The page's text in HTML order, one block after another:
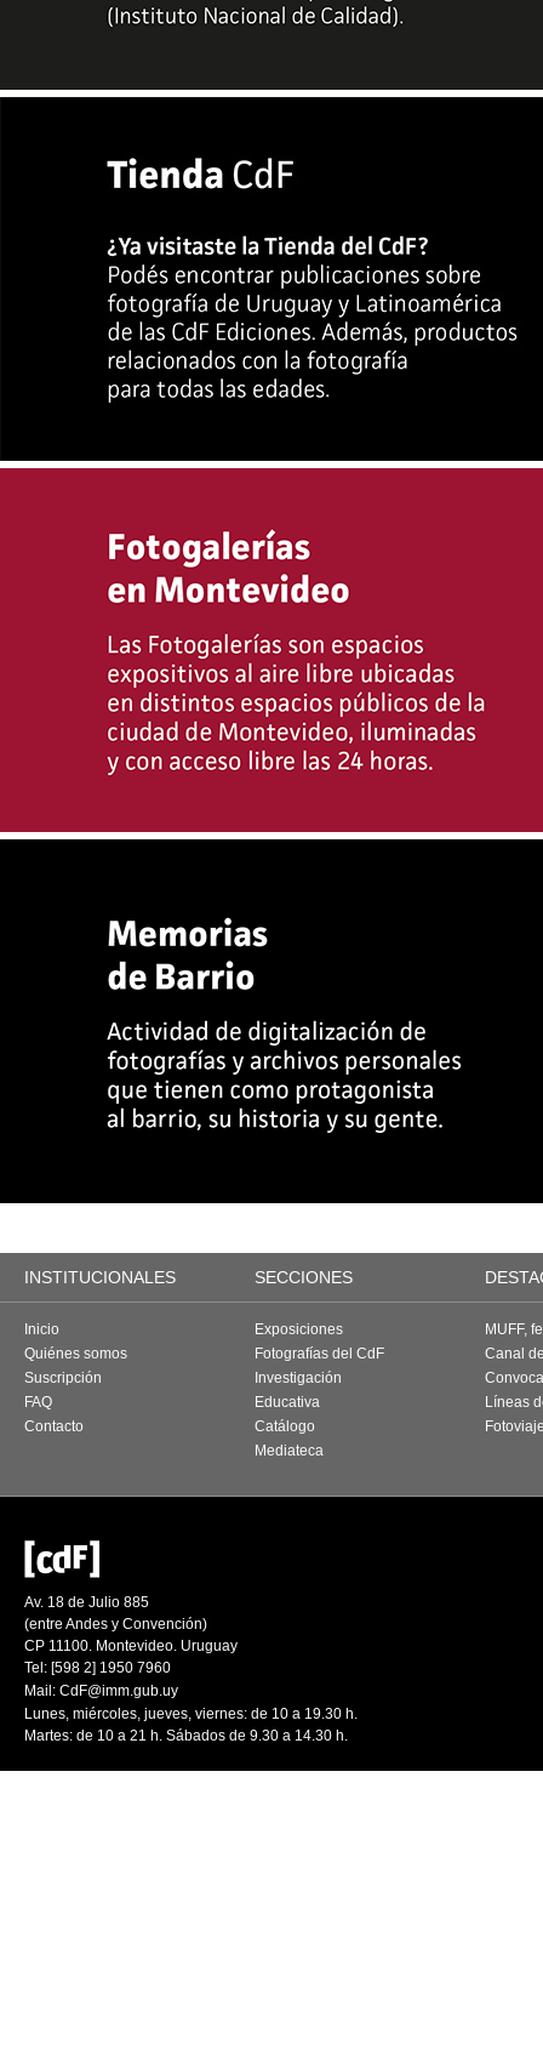
INSTITUCIONALES SECCIONES
Inicio
Quiénes somos
Suscripción
FAQ
Contacto
Exposiciones
Fotografías del CdF
Investigación
Educativa
Catálogo
Mediateca
MUFF,
Canal
Líneas
Av. 18 de Julio 885
(entre Andes y Convención)
CP 11100. Montevideo. Uruguay
Tel: [598 2] 1950 7960
Mail: CdF@imm.gub.uy
Lunes, miércoles, jueves, viernes: de 10 a 19.30 h.
Martes: de 10 a 21 h. Sábados de 9.30 a 14.30 h.